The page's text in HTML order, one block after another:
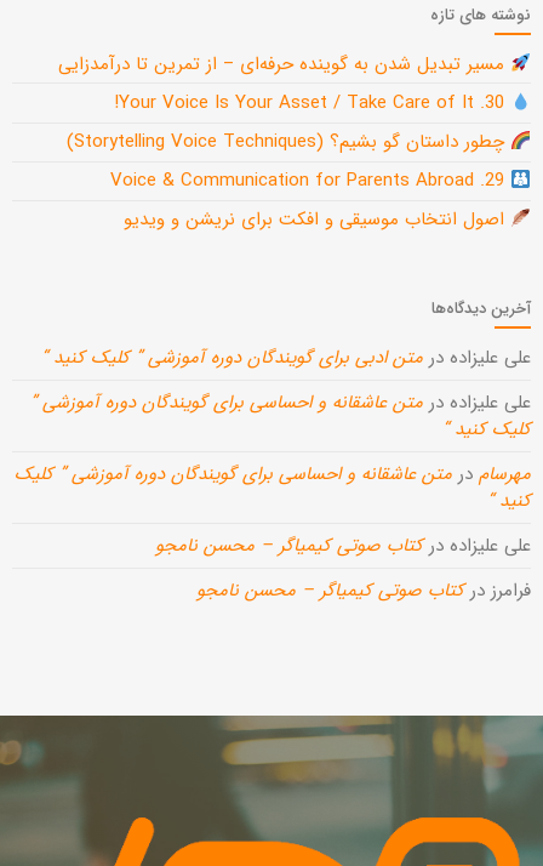
نوشته های تازه
مسیر تبدیل شدن به گوینده حرفه‌ای – از تمرین تا درآمدزایی
چطور داستان گو بشیم؟ (Storytelling Voice Techniques)
اصول انتخاب موسیقی و افکت برای نریشن و ویدیو
آخرین دیدگاه‌ها
علی علیزاده در متن ادبی برای گویندگان دوره آموزشی ” کلیک کنید “
علی علیزاده در متن عاشقانه و احساسی برای گویندگان دوره آموزشی ”
کلیک کنید “
مهرسام در متن عاشقانه و احساسی برای گویندگان دوره آموزشی ” کلیک
کنید “
علی علیزاده درکتاب صوتی کیمیاگر – محسن نامجو
فرامرز درکتاب صوتی کیمیاگر – محسن نامجو